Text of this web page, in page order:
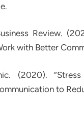
Review.
with Better
(2020). “Stress
to